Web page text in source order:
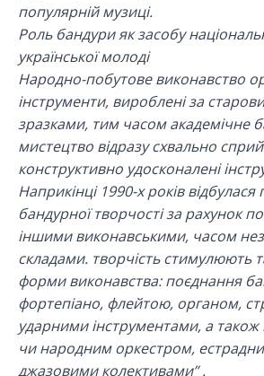
популярній музиці.
Роль бандури як засобу
української молоді
Народно-побутове виконавство
інструменти, вироблені за
зразками, тим часом академічне
мистецтво відразу схвально
конструктивно удосконалені
Наприкінці 1990-х років
бандурної творчості за рахунок
іншими виконавськими, часом
складами. творчість стимулюють
форми виконавства: поєднання
фортепіано, флейтою, органом,
ударними інструментами, а також
чи народним оркестром,
джазовими колективами” .